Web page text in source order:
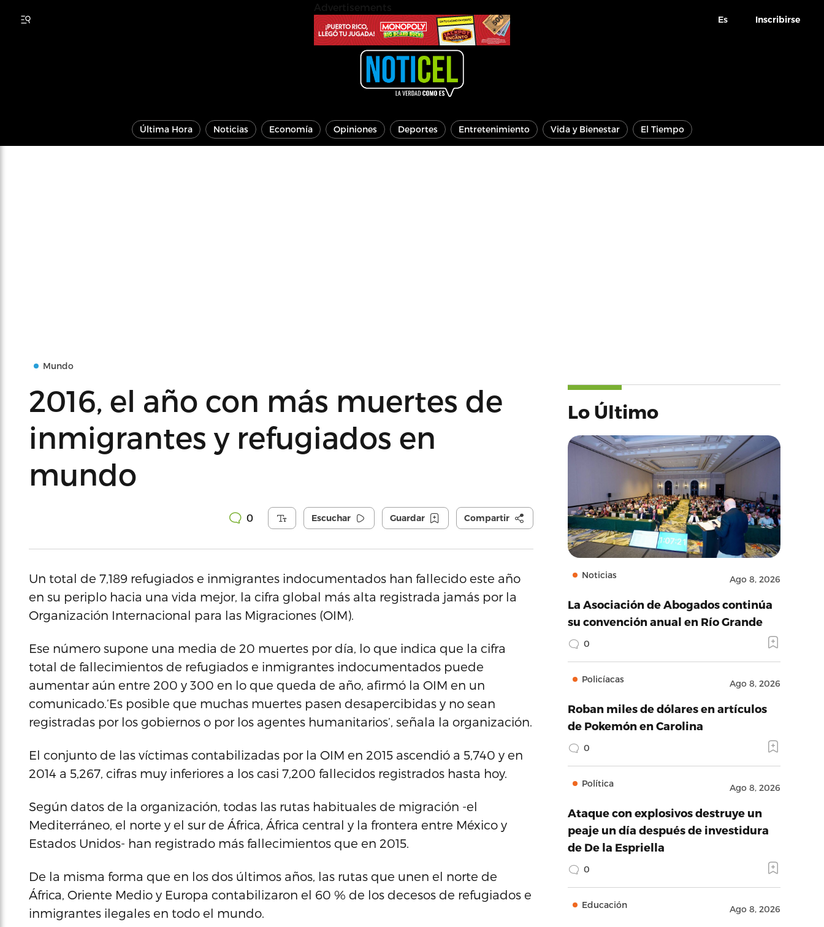
Es Inscribirse
Última Hora Noticias Economía Opiniones Deportes Entretenimiento Vida y Bienestar El Tiempo
Mundo
2016, el año con más muertes de
inmigrantes y refugiados en
mundo
0 Escuchar Guardar Compartir
Un total de 7,189 refugiados e inmigrantes indocumentados han fallecido este año
en su periplo hacia una vida mejor, la cifra global más alta registrada jamás por la
Organización Internacional para las Migraciones (OIM).
Ese número supone una media de 20 muertes por día, lo que indica que la cifra
total de fallecimientos de refugiados e inmigrantes indocumentados puede
aumentar aún entre 200 y 300 en lo que queda de año, afirmó la OIM en un
comunicado.’Es posible que muchas muertes pasen desapercibidas y no sean
registradas por los gobiernos o por los agentes humanitarios’, señala la organización.
El conjunto de las víctimas contabilizadas por la OIM en 2015 ascendió a 5,740 y en
2014 a 5,267, cifras muy inferiores a los casi 7,200 fallecidos registrados hasta hoy.
Según datos de la organización, todas las rutas habituales de migración -el
Mediterráneo, el norte y el sur de África, África central y la frontera entre México y
Estados Unidos- han registrado más fallecimientos que en 2015.
De la misma forma que en los dos últimos años, las rutas que unen el norte de
África, Oriente Medio y Europa contabilizaron el 60 % de los decesos de refugiados e
inmigrantes ilegales en todo el mundo.
Lo Último
Noticias Ago 8, 2026
La Asociación de Abogados continúa
su convención anual en Río Grande
0
Policíacas Ago 8, 2026
Roban miles de dólares en artículos
de Pokemón en Carolina
0
Política Ago 8, 2026
Ataque con explosivos destruye un
peaje un día después de investidura
de De la Espriella
0
Educación Ago 8, 2026